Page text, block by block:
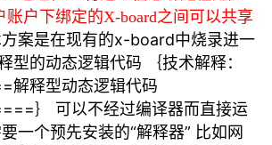
账户下绑定的X-board之间可以共享
案是在现有的x-board中烧录进一
型的动态逻辑代码 ｛技术解释：
释型动态逻辑代码
｝ 可以不经过编译器而直接运
一个预先安装的“解释器” 比如网